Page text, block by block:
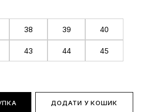
38 39 40
43 44 45
ДОДАТИ У КОШИК